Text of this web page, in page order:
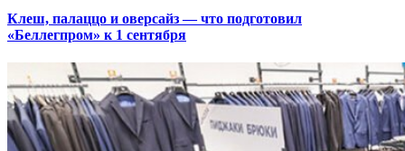
Клеш, палаццо и оверсайз — что подготовил
«Беллегпром» к 1 сентября